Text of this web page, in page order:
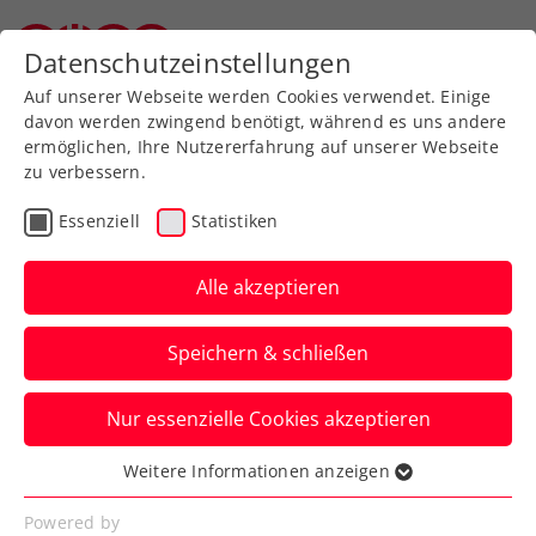
Schiedsrichter:innenwesen
Schiedsrichter:innen im OÖTV
Datenschutzeinstellungen
Auf unserer Webseite werden Cookies verwendet. Einige
davon werden zwingend benötigt, während es uns andere
ermöglichen, Ihre Nutzererfahrung auf unserer Webseite
zu verbessern.
Essenziell Statistiken
Alle akzeptieren
Speichern & schließen
Nur essenzielle Cookies akzeptieren
Essenziell
Essenzielle Cookies werden für grundlegende
Weitere Informationen anzeigen
Powered by